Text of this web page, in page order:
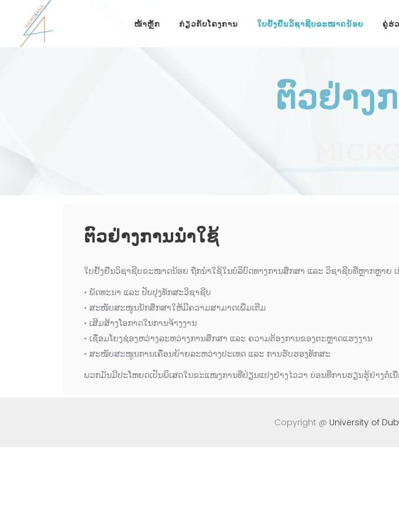
ໜ້າຫຼັກ ກ່ຽວກັບໂຄງການ ໃບຢັ້ງຢືນວິຊາຊີບຂະໜາດນ້ອຍ ຄູ່ຮ່
ຕົວຢ່າງ
ຕົວຢ່າງການນຳໃຊ້
ໃບຢັ້ງຢືນວິຊາຊີບຂະໜາດນ້ອຍ ຖືກນຳໃຊ້ໃນບໍລິບົດທາງການສຶກສາ ແລະ ວິຊາຊີບທີ່ຫຼາກຫຼາຍ
• ພັດທະນາ ແລະ ປັບປຸງທັກສະວິຊາຊີບ
• ສະໜັບສະໜູນນັກສຶກສາໃຫ້ມີຄວາມສາມາດເພີ່ມເຕີມ
• ເສີມສ້າງໂອກາດໃນການຈ້າງງານ
• ເຊື່ອມໂຍງຊ່ອງຫວ່າງລະຫວ່າງການສຶກສາ ແລະ ຄວາມຕ້ອງການຂອງຕະຫຼາດແຮງງານ
• ສະໜັບສະໜູນການເຄື່ອນຍ້າຍລະຫວ່າງປະເທດ ແລະ ການຮັບຮອງທັກສະ
ພວກມັນມີປະໂຫຍດເປັນພິເສດໃນຂະແໜງການທີ່ປ່ຽນແປງຢ່າງໄວວາ ບ່ອນທີ່ການຮຽນຮູ້ຢ່າງຕໍ່ເນື່
Copyright @ University of